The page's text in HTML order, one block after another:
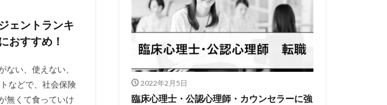
ェントランキ
おすすめ！
い、使えない、
などで、社会保険
無くて食っていけ
2022年2月5日
臨床心理士・公認心理師・カウンセラーに強